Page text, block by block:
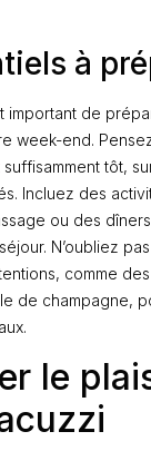
à
important de
week-end.
suffisamment tôt,
Incluez des
ou des
N’oubliez
comme
de champagne,
le